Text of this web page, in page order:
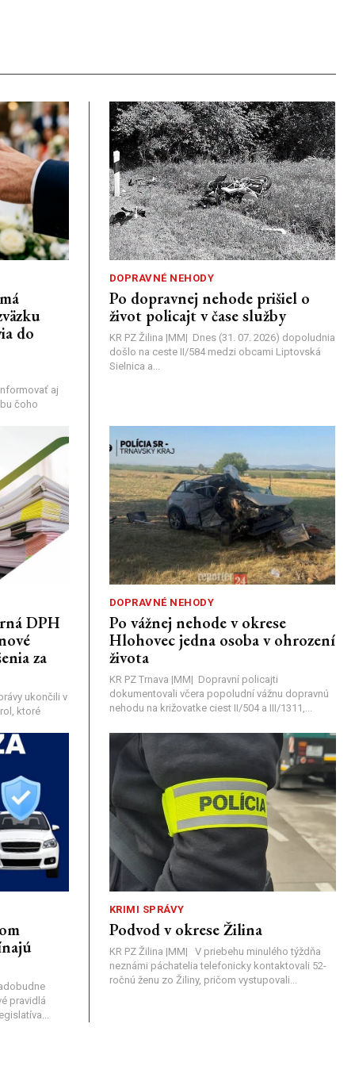
do
aj
čoho
DOPRAVNÉ NEHODY
Po dopravnej nehode prišiel o
život policajt v čase služby
KR PZ Žilina |MM| Dnes (31. 07. 2026) dopoludnia
došlo na ceste II/584 medzi obcami Liptovská
Sielnica a...
DPH
za
ukončili v
ktoré
DOPRAVNÉ NEHODY
Po vážnej nehode v okrese
Hlohovec jedna osoba v ohrození
života
KR PZ Trnava |MM| Dopravní policajti
dokumentovali včera popoludní vážnu dopravnú
nehodu na križovatke ciest II/504 a III/1311,...
pravidlá
KRIMI SPRÁVY
Podvod v okrese Žilina
KR PZ Žilina |MM| V priebehu minulého týždňa
neznámi páchatelia telefonicky kontaktovali 52-
ročnú ženu zo Žiliny, pričom vystupovali...